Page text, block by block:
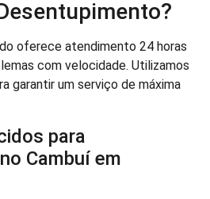
oferece atendimento 24 horas
com velocidade. Utilizamos
garantir um serviço de máxima
para
Cambuí em